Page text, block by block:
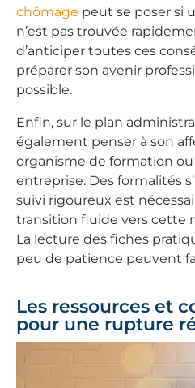
chômage peut se poser si
n’est pas trouvée
d’anticiper toutes ces
préparer son avenir
possible.
Enfin, sur le plan
également penser à son
organisme de formation
entreprise. Des formalités
suivi rigoureux est
transition fluide vers cette
La lecture des fiches
peu de patience peuvent
Les ressources et
pour une rupture